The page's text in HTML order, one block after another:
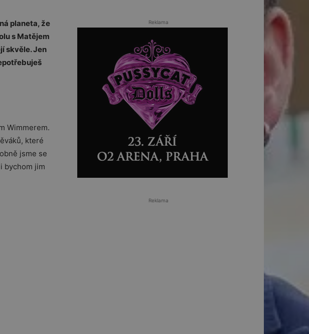
planeta, že
s Matějem
skvěle. Jen
Wimmerem.
které
jsme se
bychom jim
Reklama
Reklama